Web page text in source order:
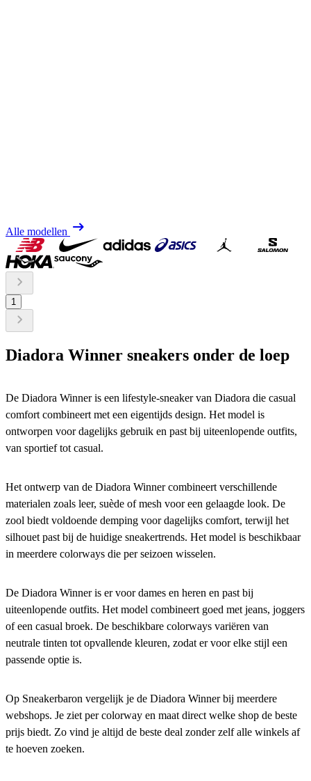
Alle modellen
1
Diadora Winner sneakers onder de loep
De Diadora Winner is een lifestyle-sneaker van Diadora die casual
comfort combineert met een eigentijds design. Het model is
ontworpen voor dagelijks gebruik en past bij uiteenlopende outfits,
van sportief tot casual.
Het ontwerp van de Diadora Winner combineert verschillende
materialen zoals leer, suède of mesh voor een gelaagde look. De
zool biedt voldoende demping voor dagelijks comfort, terwijl het
silhouet past bij de huidige sneakertrends. Het model is beschikbaar
in meerdere colorways die per seizoen wisselen.
De Diadora Winner is er voor dames en heren en past bij
uiteenlopende outfits. Het model combineert goed met jeans, joggers
of een casual broek. De beschikbare colorways variëren van
neutrale tinten tot opvallende kleuren, zodat er voor elke stijl een
passende optie is.
Op Sneakerbaron vergelijk je de Diadora Winner bij meerdere
webshops. Je ziet per colorway en maat direct welke shop de beste
prijs biedt. Zo vind je altijd de beste deal zonder zelf alle winkels af
te hoeven zoeken.